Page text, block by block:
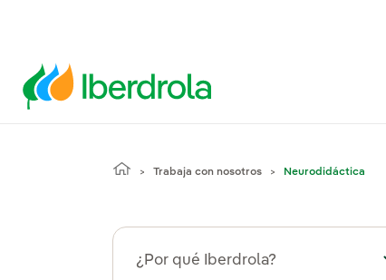
Trabaja con nosotros Neurodidáctica
¿Por qué Iberdrola?